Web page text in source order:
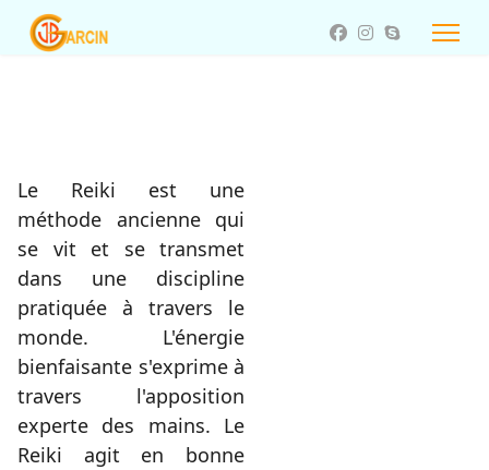
Le Reiki est une
méthode ancienne qui
se vit et se transmet
dans une discipline
pratiquée à travers le
monde. L'énergie
bienfaisante s'exprime à
travers l'apposition
experte des mains. Le
Reiki agit en bonne